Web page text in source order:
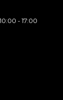
- 17:00